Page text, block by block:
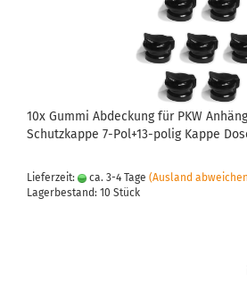
10x Gummi Abdeckung für PKW
Schutzkappe 7-Pol+13-polig Kappe
Lieferzeit: ca. 3-4 Tage (Ausland
Lagerbestand: 10 Stück